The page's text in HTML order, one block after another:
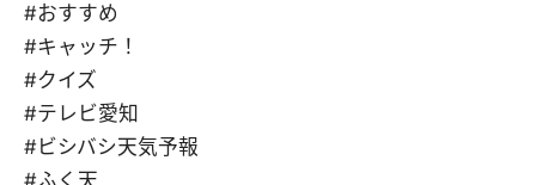
#おすすめ
#キャッチ！
#クイズ
#テレビ愛知
#ビシバシ天気予報